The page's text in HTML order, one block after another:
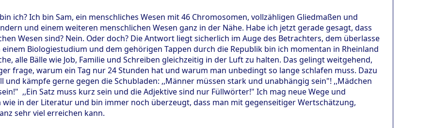
ich? Ich bin Sam, ein menschliches Wesen mit 46 Chromosomen, vollzähligen Gliedmaßen und
und einem weiteren menschlichen Wesen ganz in der Nähe. Habe ich jetzt gerade gesagt, dass
Wesen sind? Nein. Oder doch? Die Antwort liegt sicherlich im Auge des Betrachters, dem überlasse
einem Biologiestudium und dem gehörigen Tappen durch die Republik bin ich momentan in Rheinland
alle Bälle wie Job, Familie und Schreiben gleichzeitig in der Luft zu halten. Das gelingt weitgehend,
frage, warum ein Tag nur 24 Stunden hat und warum man unbedingt so lange schlafen muss. Dazu
und kämpfe gerne gegen die Schubladen: ,,Männer müssen stark und unabhängig sein"! ,,Mädchen
,,Ein Satz muss kurz sein und die Adjektive sind nur Füllwörter!" Ich mag neue Wege und
wie in der Literatur und bin immer noch überzeugt, dass man mit gegenseitiger Wertschätzung,
sehr viel erreichen kann.